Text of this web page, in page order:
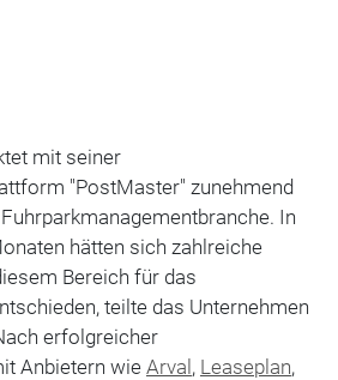
mit seiner
"PostMaster" zunehmend
In
hätten sich zahlreiche
Bereich für das
teilte das Unternehmen
erfolgreicher
Anbietern wie Arval, Leaseplan,